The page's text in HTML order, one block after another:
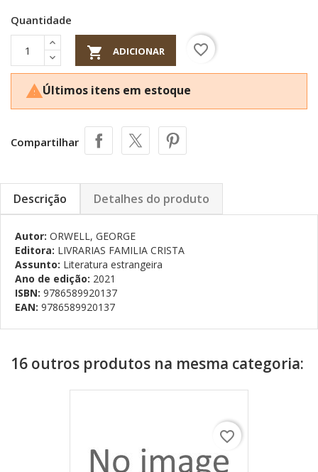
Quantidade
 ADICIONAR favorite_border
Últimos itens em estoque
Compartilhar
Descrição Detalhes do produto
Autor: ORWELL, GEORGE
Editora: LIVRARIAS FAMILIA CRISTA
Assunto: Literatura estrangeira
Ano de edição: 2021
ISBN: 9786589920137
EAN: 9786589920137
16 outros produtos na mesma categoria:
favorite_border